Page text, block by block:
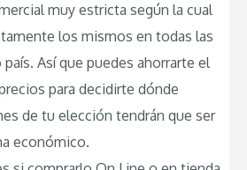
muy estricta según la cual
los mismos en todas las
Así que puedes ahorrarte el
para decidirte dónde
de tu elección tendrán que ser
económico.